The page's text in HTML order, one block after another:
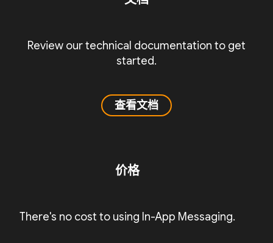
Review our technical documentation to get
started.
查看文档
价格
There's no cost to using In-App Messaging.